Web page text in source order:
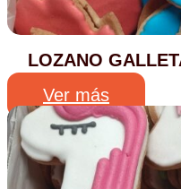
LOZANO
Ver más